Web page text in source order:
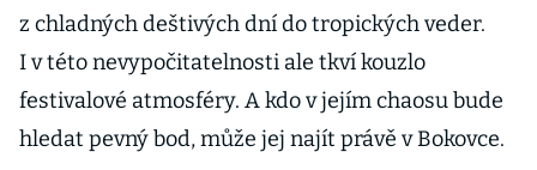
z chladných deštivých dní do tropických veder.
I v této nevypočitatelnosti ale tkví kouzlo
festivalové atmosféry. A kdo v jejím chaosu bude
hledat pevný bod, může jej najít právě v Bokovce.